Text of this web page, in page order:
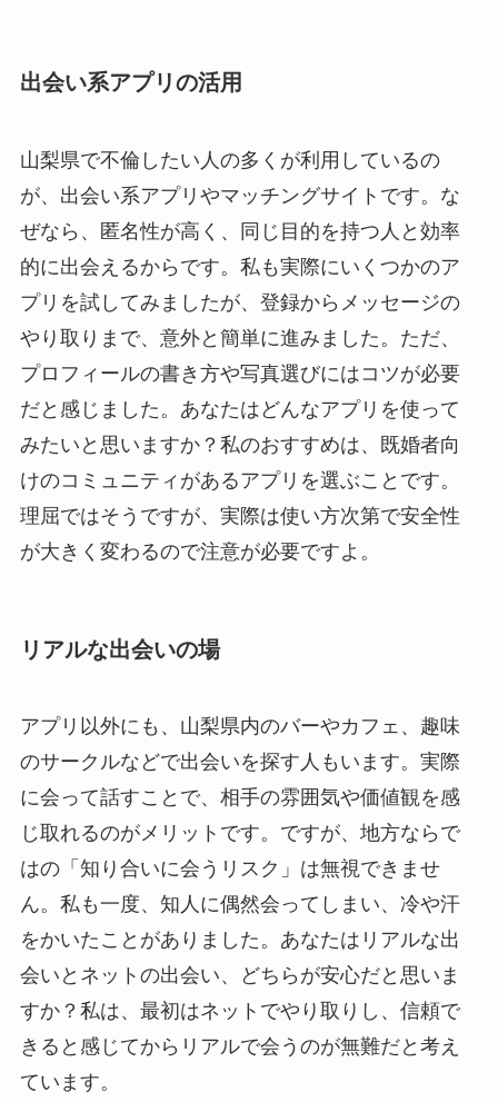
出会い系アプリの活用
山梨県で不倫したい人の多くが利用しているの
が、出会い系アプリやマッチングサイトです。な
ぜなら、匿名性が高く、同じ目的を持つ人と効率
的に出会えるからです。私も実際にいくつかのア
プリを試してみましたが、登録からメッセージの
やり取りまで、意外と簡単に進みました。ただ、
プロフィールの書き方や写真選びにはコツが必要
だと感じました。あなたはどんなアプリを使って
みたいと思いますか？私のおすすめは、既婚者向
けのコミュニティがあるアプリを選ぶことです。
理屈ではそうですが、実際は使い方次第で安全性
が大きく変わるので注意が必要ですよ。
リアルな出会いの場
アプリ以外にも、山梨県内のバーやカフェ、趣味
のサークルなどで出会いを探す人もいます。実際
に会って話すことで、相手の雰囲気や価値観を感
じ取れるのがメリットです。ですが、地方ならで
はの「知り合いに会うリスク」は無視できませ
ん。私も一度、知人に偶然会ってしまい、冷や汗
をかいたことがありました。あなたはリアルな出
会いとネットの出会い、どちらが安心だと思いま
すか？私は、最初はネットでやり取りし、信頼で
きると感じてからリアルで会うのが無難だと考え
ています。